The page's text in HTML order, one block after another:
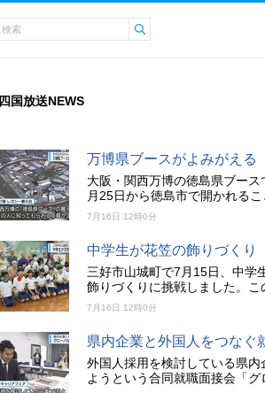
四国放送NEWS
万博県ブースがよみがえる
大阪・関西万博の徳島県ブー
月25日から徳島市で開かれる
7月16日 12時0分
中学生が花笠の飾りづくり
三好市山城町で7月15日、中学
飾りづくりに挑戦しました。
7月16日 12時0分
県内企業と外国人をつな
外国人採用を検討している県
ようという合同就職面接会「